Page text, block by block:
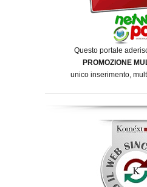
Questo portale
PROMOZIONE
unico inserimento,